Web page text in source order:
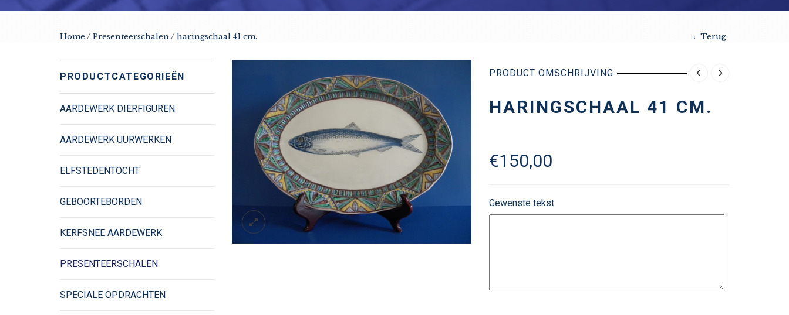
Home / Presenteerschalen/ haringschaal 41 cm. Terug
PRODUCT OMSCHRIJVING
HARINGSCHAAL 41 CM.
€150,00
Gewenste tekst
PRODUCTCATEGORIEËN
AARDEWERK DIERFIGUREN
AARDEWERK UURWERKEN
ELFSTEDENTOCHT
GEBOORTEBORDEN
KERFSNEE AARDEWERK
PRESENTEERSCHALEN
SPECIALE OPDRACHTEN